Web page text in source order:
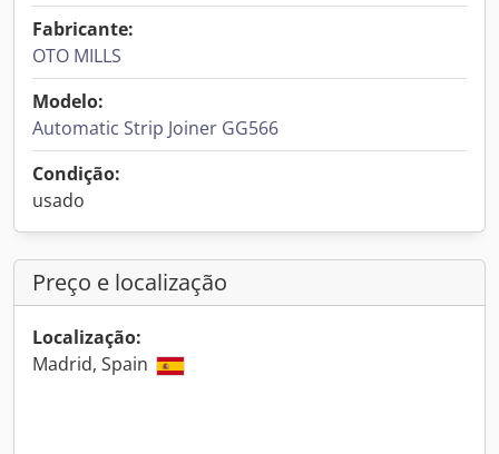
Fabricante:
OTO MILLS
Modelo:
Automatic Strip Joiner GG566
Condição:
usado
Preço e localização
Localização:
Madrid, Spain